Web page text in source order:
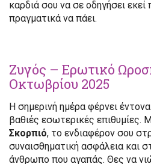
καρδιά σου να σε οδηγήσει
πραγματικά να πάει.
Ζυγός – Ερωτικό
Οκτωβρίου 2025
Η σημερινή ημέρα φέρνει
βαθιές εσωτερικές επιθυμίες.
Σκορπιό, το ενδιαφέρον σου
συναισθηματική ασφάλεια και
άνθρωπο που αγαπάς. Θες να